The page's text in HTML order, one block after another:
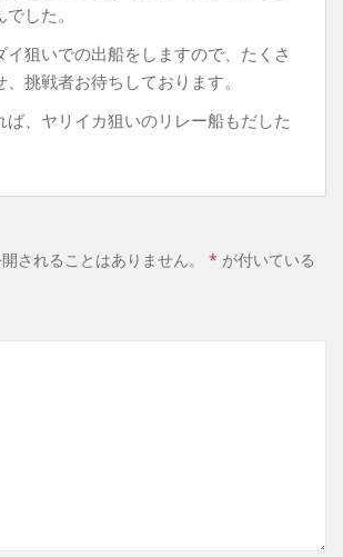
した。
イ狙いでの出船をしますので、たくさ
挑戦者お待ちしております。
、ヤリイカ狙いのリレー船もだした
されることはありません。
* が付いている